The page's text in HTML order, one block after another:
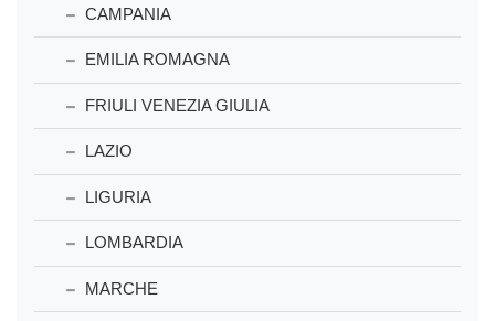
CAMPANIA
EMILIA ROMAGNA
FRIULI VENEZIA GIULIA
LAZIO
LIGURIA
LOMBARDIA
MARCHE